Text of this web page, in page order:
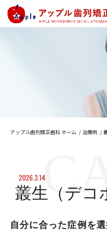
アップル歯列矯正歯科 ホーム 治療例
2026.3.14
叢生（デコ
自分に合った症例を